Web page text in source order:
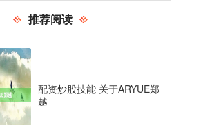
推荐阅读
配资炒股技能 关于ARYUE郑
越